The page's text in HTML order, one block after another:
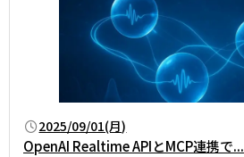
2025/09/01(月)
OpenAI Realtime APIとMCP連携で...